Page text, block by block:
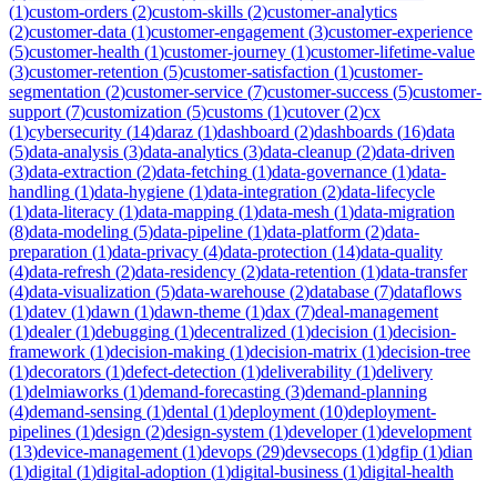
(1)custom-orders (2)custom-skills (2)customer-analytics
(2)customer-data (1)customer-engagement (3)customer-experience
(5)customer-health (1)customer-journey (1)customer-lifetime-value
(3)customer-retention (5)customer-satisfaction (1)customer-
segmentation (2)customer-service (7)customer-success (5)customer-
support (7)customization (5)customs (1)cutover(2)cx
(1)cybersecurity (14)daraz (1)dashboard (2)dashboards (16)data
(5)data-analysis (3)data-analytics (3)data-cleanup (2)data-driven
(3)data-extraction (2)data-fetching (1)data-governance (1)data-
handling (1)data-hygiene (1)data-integration (2)data-lifecycle
(1)data-literacy (1)data-mapping (1)data-mesh (1)data-migration
(8)data-modeling (5)data-pipeline (1)data-platform (2)data-
preparation (1)data-privacy (4)data-protection (14)data-quality
(4)data-refresh (2)data-residency (2)data-retention (1)data-transfer
(4)data-visualization (5)data-warehouse (2)database (7)dataflows
(1)datev (1)dawn (1)dawn-theme (1)dax (7)deal-management
(1)dealer(1)debugging (1)decentralized (1)decision (1)decision-
framework (1)decision-making (1)decision-matrix (1)decision-tree
(1)decorators (1)defect-detection (1)deliverability (1)delivery
(1)delmiaworks (1)demand-forecasting (3)demand-planning
(4)demand-sensing (1)dental (1)deployment (10)deployment-
pipelines (1)design (2)design-system (1)developer(1)development
(13)device-management (1)devops (29)devsecops (1)dgfip (1)dian
(1)digital (1)digital-adoption (1)digital-business (1)digital-health